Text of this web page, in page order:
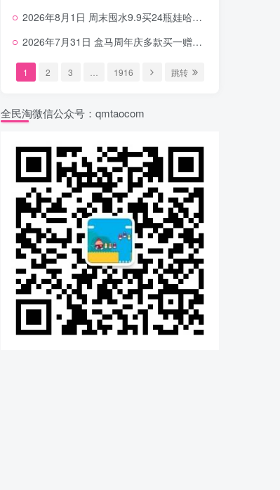
2026年8月1日 周末囤水9.9买24瓶娃哈哈，建行100元京东券，移动5元话费，麦当劳甜筒，交行立减金等
2026年7月31日 盒马周年庆多款买一赠一，饿了么拆红包，建行30立减金，农行领10元刷卡金等
1 2 3 1916 跳转
全民淘微信公众号：qmtaocom